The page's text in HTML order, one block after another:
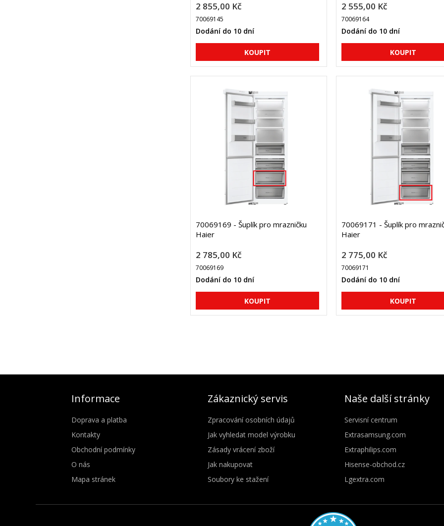
2 855,00 Kč
70069145
Dodání do 10 dní
2 555,00 Kč
70069164
Dodání do 10 dní
70069169 - Šuplík pro mrazničku
Haier
2 785,00 Kč
70069169
Dodání do 10 dní
70069171 - Šuplík pro
Haier
2 775,00 Kč
70069171
Dodání do 10 dní
Informace
Doprava a platba
Kontakty
Obchodní podmínky
O nás
Mapa stránek
Zákaznický servis
Zpracování osobních údajů
Jak vyhledat model výrobku
Zásady vrácení zboží
Jak nakupovat
Soubory ke stažení
Naše další stránky
Servisní centrum
Extrasamsung.com
Extraphilips.com
Hisense-obchod.cz
Lgextra.com